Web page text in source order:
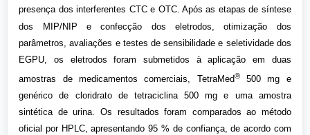
presença dos interferentes CTC e OTC. Após as etapas de síntese
dos MIP/NIP e confecção dos eletrodos, otimização dos
parâmetros, avaliações e testes de sensibilidade e seletividade dos
EGPU, os eletrodos foram submetidos à aplicação em duas
amostras de medicamentos comerciais, TetraMed®500 mg e
genérico de cloridrato de tetraciclina 500 mg e uma amostra
sintética de urina. Os resultados foram comparados ao método
oficial por HPLC, apresentando 95 % de confiança, de acordo com